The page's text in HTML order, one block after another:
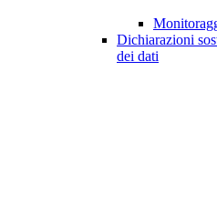
Dichiarazioni
dei dati